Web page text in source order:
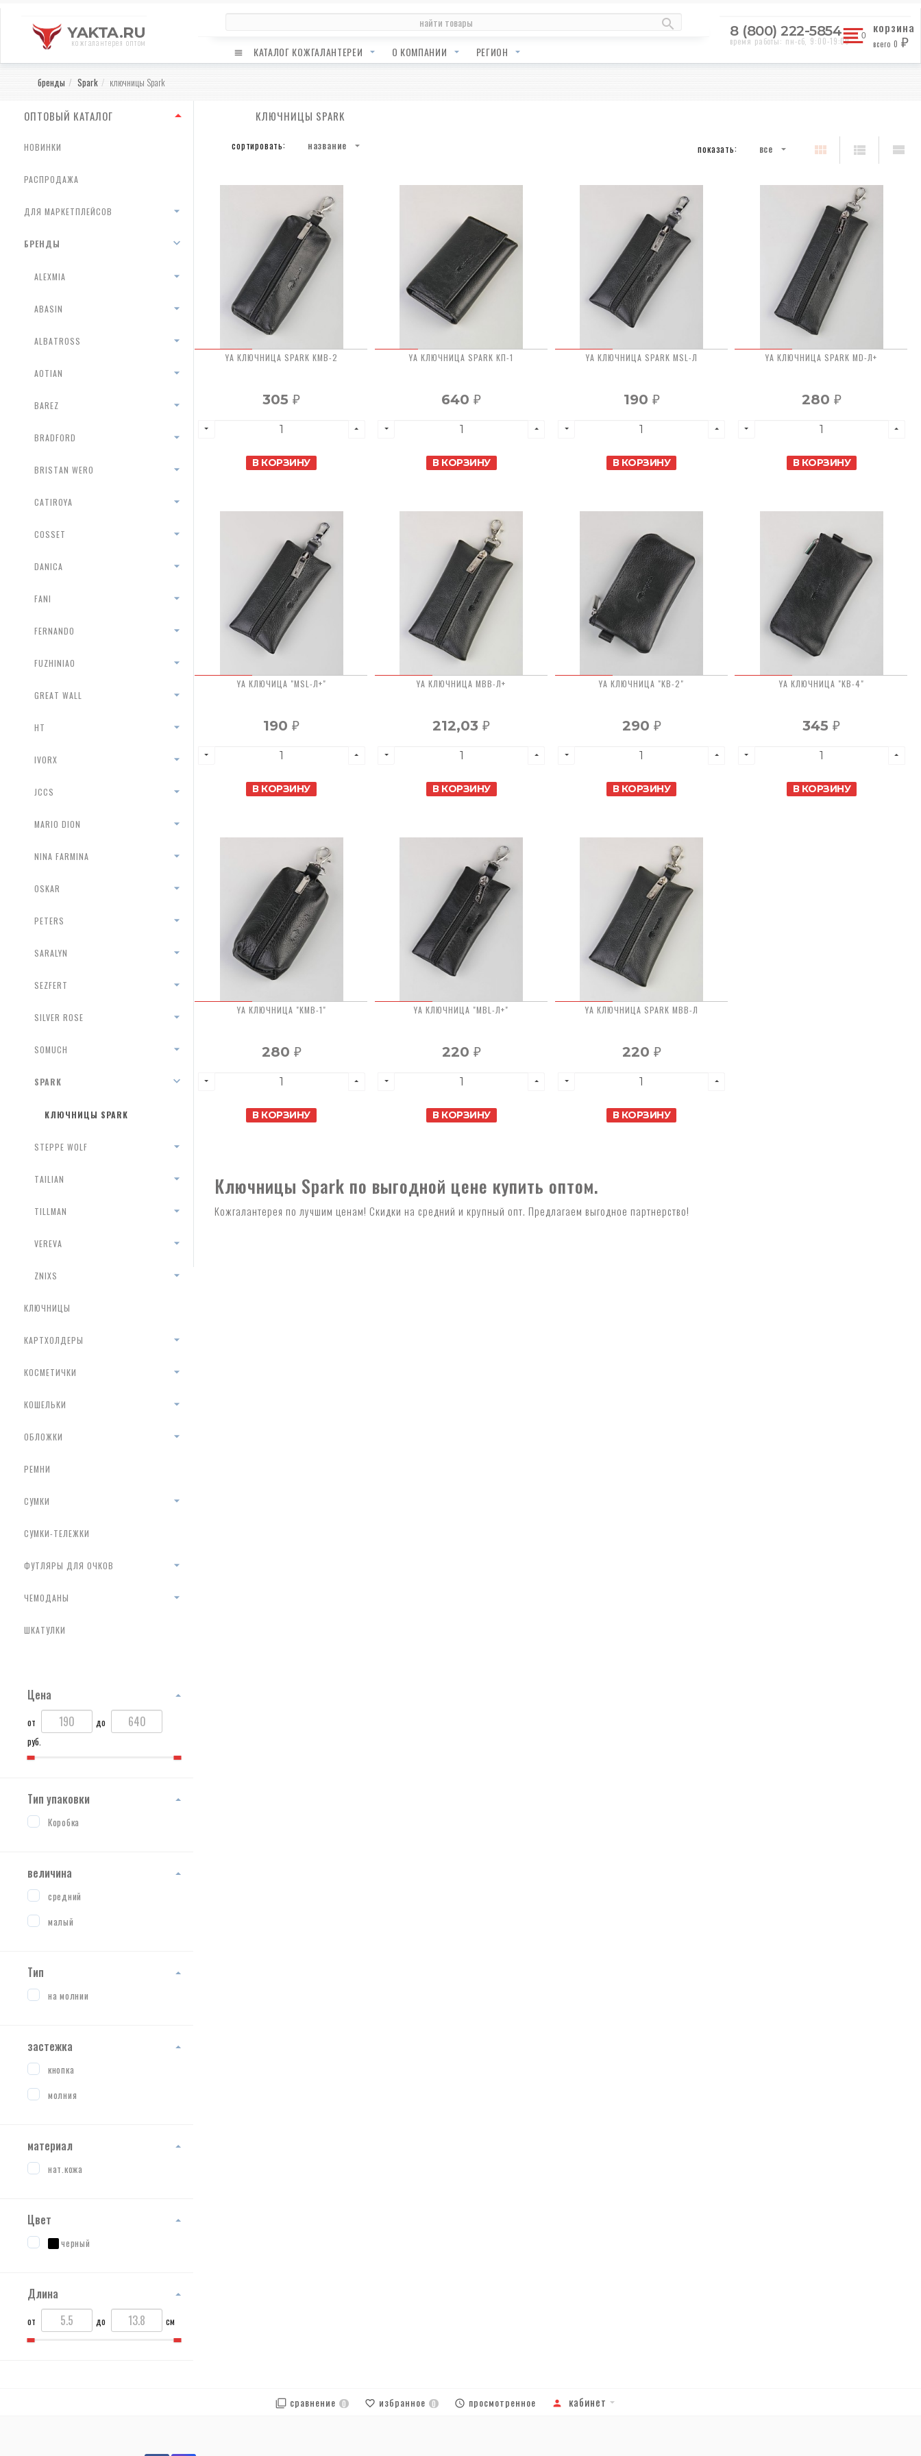
YAKTA.RU
кожгалантерея оптом
КАТАЛОГ КОЖГАЛАНТЕРЕИ О КОМПАНИИ РЕГИОН
8 (800) 222-5854
время работы: пн-сб, 9:00-19:00
корзина
всего 0 ₽
бренды Spark ключницы Spark
ОПТОВЫЙ КАТАЛОГ
НОВИНКИ
РАСПРОДАЖА
ДЛЯ МАРКЕТПЛЕЙСОВ
БРЕНДЫ
ALEXMIA
ABASIN
ALBATROSS
AOTIAN
BAREZ
BRADFORD
BRISTAN WERO
CATIROYA
COSSET
DANICA
FANI
FERNANDO
FUZHINIAO
GREAT WALL
HT
IVORX
JCCS
MARIO DION
NINA FARMINA
OSKAR
PETERS
SARALYN
SEZFERT
SILVER ROSE
SOMUCH
SPARK
КЛЮЧНИЦЫ SPARK
STEPPE WOLF
TAILIAN
TILLMAN
VEREVA
ZNIXS
КЛЮЧНИЦЫ
КАРТХОЛДЕРЫ
КОСМЕТИЧКИ
КОШЕЛЬКИ
ОБЛОЖКИ
РЕМНИ
СУМКИ
СУМКИ-ТЕЛЕЖКИ
ФУТЛЯРЫ ДЛЯ ОЧКОВ
ЧЕМОДАНЫ
ШКАТУЛКИ
Цена
от
до
руб.
Тип упаковки
Коробка
величина
средний
малый
Тип
на молнии
застежка
кнопка
молния
материал
нат.кожа
Цвет
черный
Длина
от до см
КЛЮЧНИЦЫ SPARK
сортировать: название показать: все
YA КЛЮЧНИЦА SPARK KMB-2
305₽
В КОРЗИНУ
YA КЛЮЧНИЦА SPARK KП-1
640₽
В КОРЗИНУ
YA КЛЮЧНИЦА SPARK MSL-Л
190 ₽
В КОРЗИНУ
YA КЛЮЧНИЦА SPARK MD-Л+
280 ₽
В КОРЗИНУ
YA КЛЮЧИЦА "MSL-Л+"
190₽
В КОРЗИНУ
YA КЛЮЧНИЦА MBB-Л+
212,03₽
В КОРЗИНУ
YA КЛЮЧНИЦА "KB-2"
290 ₽
В КОРЗИНУ
YA КЛЮЧНИЦА "KB-4"
345₽
В КОРЗИНУ
YA КЛЮЧНИЦА "KMB-1"
280 ₽
В КОРЗИНУ
YA КЛЮЧНИЦА "MBL-Л+"
220 ₽
В КОРЗИНУ
YA КЛЮЧНИЦА SPARK MBB-Л
220 ₽
В КОРЗИНУ
Ключницы Spark по выгодной цене купить оптом.
Кожгалантерея по лучшим ценам! Скидки на средний и крупный опт. Предлагаем выгодное партнерство!
сравнение 0 избранное 0 просмотренное кабинет